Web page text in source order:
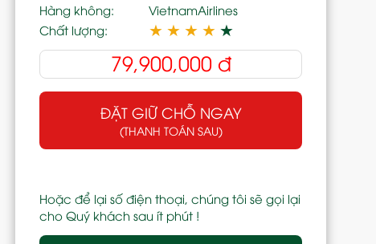
Hàng không:
VietnamAirlines
Chất lượng:
★ ★ ★ ★ ★
79,900,000đ
ĐẶT GIỮ CHỖ NGAY
(THANH TOÁN SAU)
Hoặc để lại số điện thoại, chúng tôi sẽ gọi lại
cho Quý khách sau ít phút !